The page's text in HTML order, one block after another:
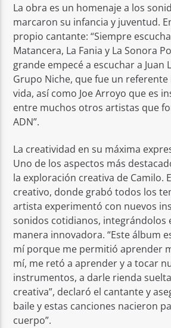
La obra es un homenaje a los
marcaron su infancia y juventud.
propio cantante: “Siempre
Matancera, La Fania y La Sonora
grande empecé a escuchar a Juan
Grupo Niche, que fue un
vida, así como Joe Arroyo que es
entre muchos otros artistas que
ADN”.
La creatividad en su máxima
Uno de los aspectos más
la exploración creativa de Camilo.
creativo, donde grabó todos los
artista experimentó con nuevos
sonidos cotidianos, integrándolos
manera innovadora. “Este álbum
mí porque me permitió aprender
mí, me retó a aprender y a tocar
instrumentos, a darle rienda
creativa”, declaró el cantante y
baile y estas canciones nacieron
cuerpo”.